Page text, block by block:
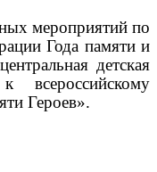
мероприятий по
Года памяти и
детская
всероссийскому
Героев».